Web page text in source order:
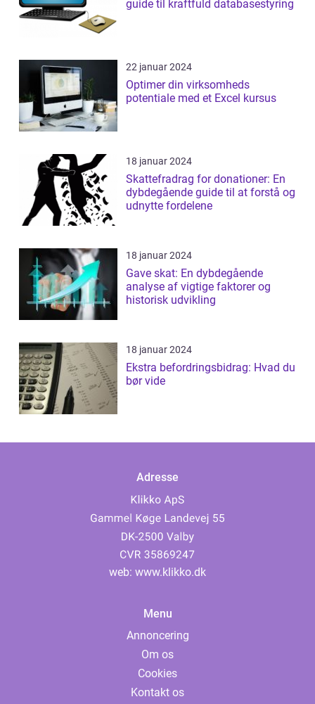
guide til kraftfuld databasestyring
22 januar 2024
Optimer din virksomheds
potentiale med et Excel kursus
18 januar 2024
Skattefradrag for donationer: En
dybdegående guide til at forstå og
udnytte fordelene
18 januar 2024
Gave skat: En dybdegående
analyse af vigtige faktorer og
historisk udvikling
18 januar 2024
Ekstra befordringsbidrag: Hvad du
bør vide
Adresse
web: www.klikko.dk
Menu
Annoncering
Om os
Cookies
Kontakt os